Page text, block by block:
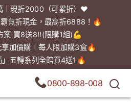
｜現折2000（可累折）❤️
氣折現金，最高折6888！🔥
案 買8送8!!(限購1組)💪
加價購｜每人限加購3盒🔥
五轉系列全館買4送1🔥
0800-898-008